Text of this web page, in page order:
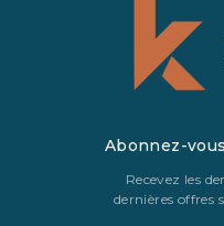
Abonnez-
Recevez les
dernières offres